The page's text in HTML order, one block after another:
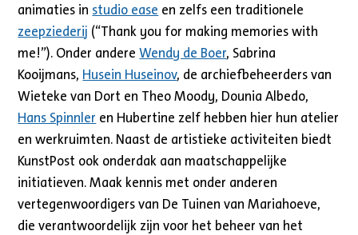
animaties in studio ease en zelfs een traditionele
zeepziederij (“Thank you for making memories with
me!”). Onder andereWendy de Boer, Sabrina
Kooijmans, Husein Huseinov, de archiefbeheerders van
Wieteke van Dort en Theo Moody, Dounia Albedo,
Hans Spinnler en Hubertine zelf hebben hier hun atelier
en werkruimten. Naast de artistieke activiteiten biedt
KunstPost ook onderdak aan maatschappelijke
initiatieven. Maak kennis met onder anderen
vertegenwoordigers van De Tuinen van Mariahoeve,
die verantwoordelijk zijn voor het beheer van het